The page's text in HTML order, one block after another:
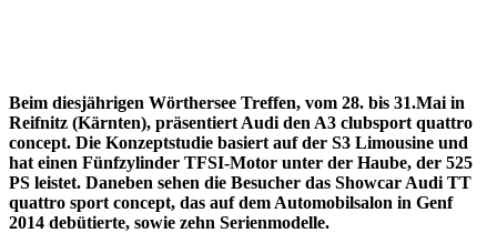
Beim diesjährigen Wörthersee Treffen, vom 28. bis 31.Mai in
Reifnitz (Kärnten), präsentiert Audi den A3 clubsport quattro
concept. Die Konzeptstudie basiert auf der S3 Limousine und
hat einen Fünfzylinder TFSI-Motor unter der Haube, der 525
PS leistet. Daneben sehen die Besucher das Showcar Audi TT
quattro sport concept, das auf dem Automobilsalon in Genf
2014 debütierte, sowie zehn Serienmodelle.